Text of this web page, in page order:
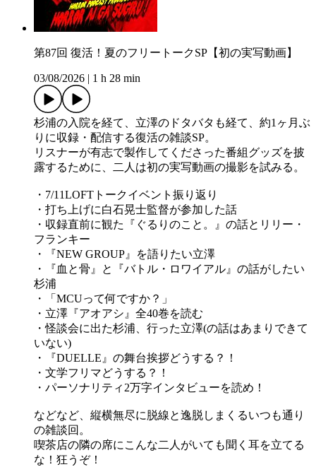
第87回 復活！夏のフリートークSP【初の実写動画】
03/08/2026 1 h 28 min
杉浦の入院を経て、立澤のドタバタも経て、約1ヶ月ぶ
りに収録・配信する復活の雑談SP。
リスナーが有志で製作してくださった番組グッズを披
露するために、二人は初の実写動画の撮影を試みる。
・7/11LOFTトークイベント振り返り
・打ち上げに白石晃士監督が参加した話
・収録直前に観た『ぐるりのこと。』の話とリリー・
フランキー
・『NEW GROUP』を語りたい立澤
・『血と骨』と『バトル・ロワイアル』の話がしたい
杉浦
・「MCUって何ですか？」
・立澤『アオアシ』全40巻を読む
・怪談会に出た杉浦、行った立澤(の話はあまりできて
いない)
・『DUELLE』の舞台挨拶どうする？！
・文学フリマどうする？！
・パーソナリティ2万字インタビューを読め！
などなど、縦横無尽に脱線と逸脱しまくるいつも通り
の雑談回。
喫茶店の隣の席にこんな二人がいても聞く耳を立てる
な！狂うぞ！